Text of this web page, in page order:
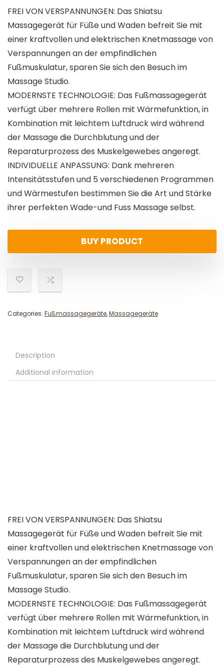
FREI VON VERSPANNUNGEN: Das Shiatsu
Massagegerät für Füße und Waden befreit Sie mit
einer kraftvollen und elektrischen Knetmassage von
Verspannungen an der empfindlichen
Fußmuskulatur, sparen Sie sich den Besuch im
Massage Studio.
MODERNSTE TECHNOLOGIE: Das Fußmassagegerät
verfügt über mehrere Rollen mit Wärmefunktion, in
Kombination mit leichtem Luftdruck wird während
der Massage die Durchblutung und der
Reparaturprozess des Muskelgewebes angeregt.
INDIVIDUELLE ANPASSUNG: Dank mehreren
Intensitätsstufen und 5 verschiedenen Programmen
und Wärmestufen bestimmen Sie die Art und Stärke
ihrer perfekten Wade-und Fuss Massage selbst.
BUY PRODUCT
Categories: Fußmassagegeräte,Massagegeräte
Description
Additional information
FREI VON VERSPANNUNGEN: Das Shiatsu
Massagegerät für Füße und Waden befreit Sie mit
einer kraftvollen und elektrischen Knetmassage von
Verspannungen an der empfindlichen
Fußmuskulatur, sparen Sie sich den Besuch im
Massage Studio.
MODERNSTE TECHNOLOGIE: Das Fußmassagegerät
verfügt über mehrere Rollen mit Wärmefunktion, in
Kombination mit leichtem Luftdruck wird während
der Massage die Durchblutung und der
Reparaturprozess des Muskelgewebes angeregt.